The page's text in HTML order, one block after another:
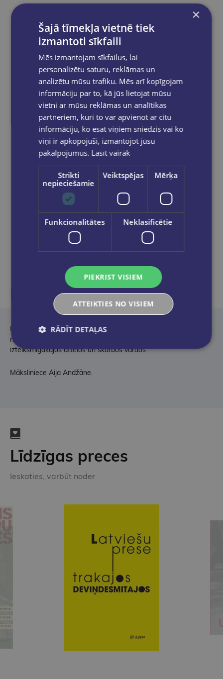
Reģistrējies un saņem 10% atlaidi pilnas
cenas precēm.
Pasūtījumu apstrāde notiek darba dienās.
Apmaksātie pasūtījumi tiekapstrādāti un
izsūtīti 2-5 darba dienu laikā.
Bezmaksas piegāde
uz OMNIVA
pakomātiem Latvijā pasūtījumiem no €40.00.
Bezmaksas piegāde jebkurā GLOBUSS
grāmatnīcā 1-5 darba dienu laikā, kad
pasūtījums būs gatavs saņemšanai, saņemsi
e-pastu un/ vai SMS.
Dalies sociālajos tīklos:
Produkta apraksts
Izdevniecība “Latvijas Mediji” grāmatā iekļāva tikai nelielu daļu
no bagātīgā un vērtīgā materiāla, ļaujot autora balsij runāt skaļi
izteiksmīgākajos attēlos un skarbos vārdos.
Māksliniece Aija Andžāne.
Līdzīgas preces
Ieskaties, varbūt noder
×
Šajā tīmekļa vietnē tiek
izmantoti sīkfaili
Mēs izmantojam sīkfailus, lai
personalizētu saturu, reklāmas un
analizētu mūsu trafiku. Mēs arī kopīgojam
informāciju par to, kā jūs lietojat mūsu
vietni ar mūsu reklāmas un analītikas
partneriem, kuri to var apvienot ar citu
informāciju, ko esat viņiem sniedzis vai ko
viņi ir apkopojuši, izmantojot jūsu
pakalpojumus. Lasīt vairāk
Strikti
nepieciešamie
Veiktspējas Mērķa
Funkcionalitātes Neklasificētie
PIEKRIST VISIEM
ATTEIKTIES NO VISIEM
RĀDĪT DETAĻAS